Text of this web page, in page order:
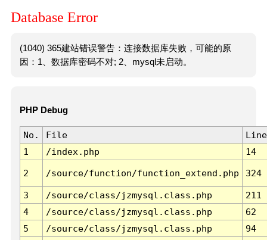
Database Error
(1040) 365建站错误警告：连接数据库失败，可能的原
因：1、数据库密码不对; 2、mysql未启动。
PHP Debug
No. File
Line
1
/index.php 14
2 /source/function/function_extend.php 324
3 /source/class/jzmysql.class.php
211
4
/source/class/jzmysql.class.php
62
5
/source/class/jzmysql.class.php
94